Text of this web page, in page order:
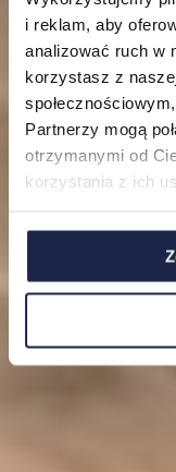
i reklam, aby
analizować ruch w
korzystasz z
Partnerzy mogą
otrzymanymi od
korzystania z ich
Mieszkania
O nas
FAQ